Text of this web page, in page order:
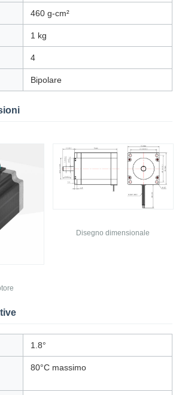
460 g-cm²
1 kg
4
Bipolare
Disegno dimensionale
1.8°
80°C massimo